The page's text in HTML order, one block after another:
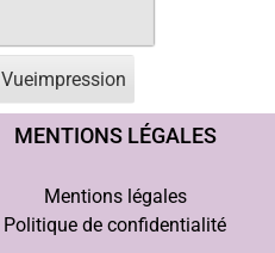
Vueimpression
MENTIONS LÉGALES
Mentions légales
Politique de confidentialité